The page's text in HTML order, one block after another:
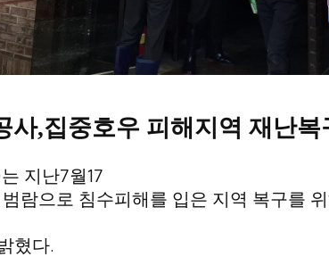
사,집중호우 피해지역 재난복
는 지난7월17
람으로 침수피해를 입은 지역 복구를
혔다.